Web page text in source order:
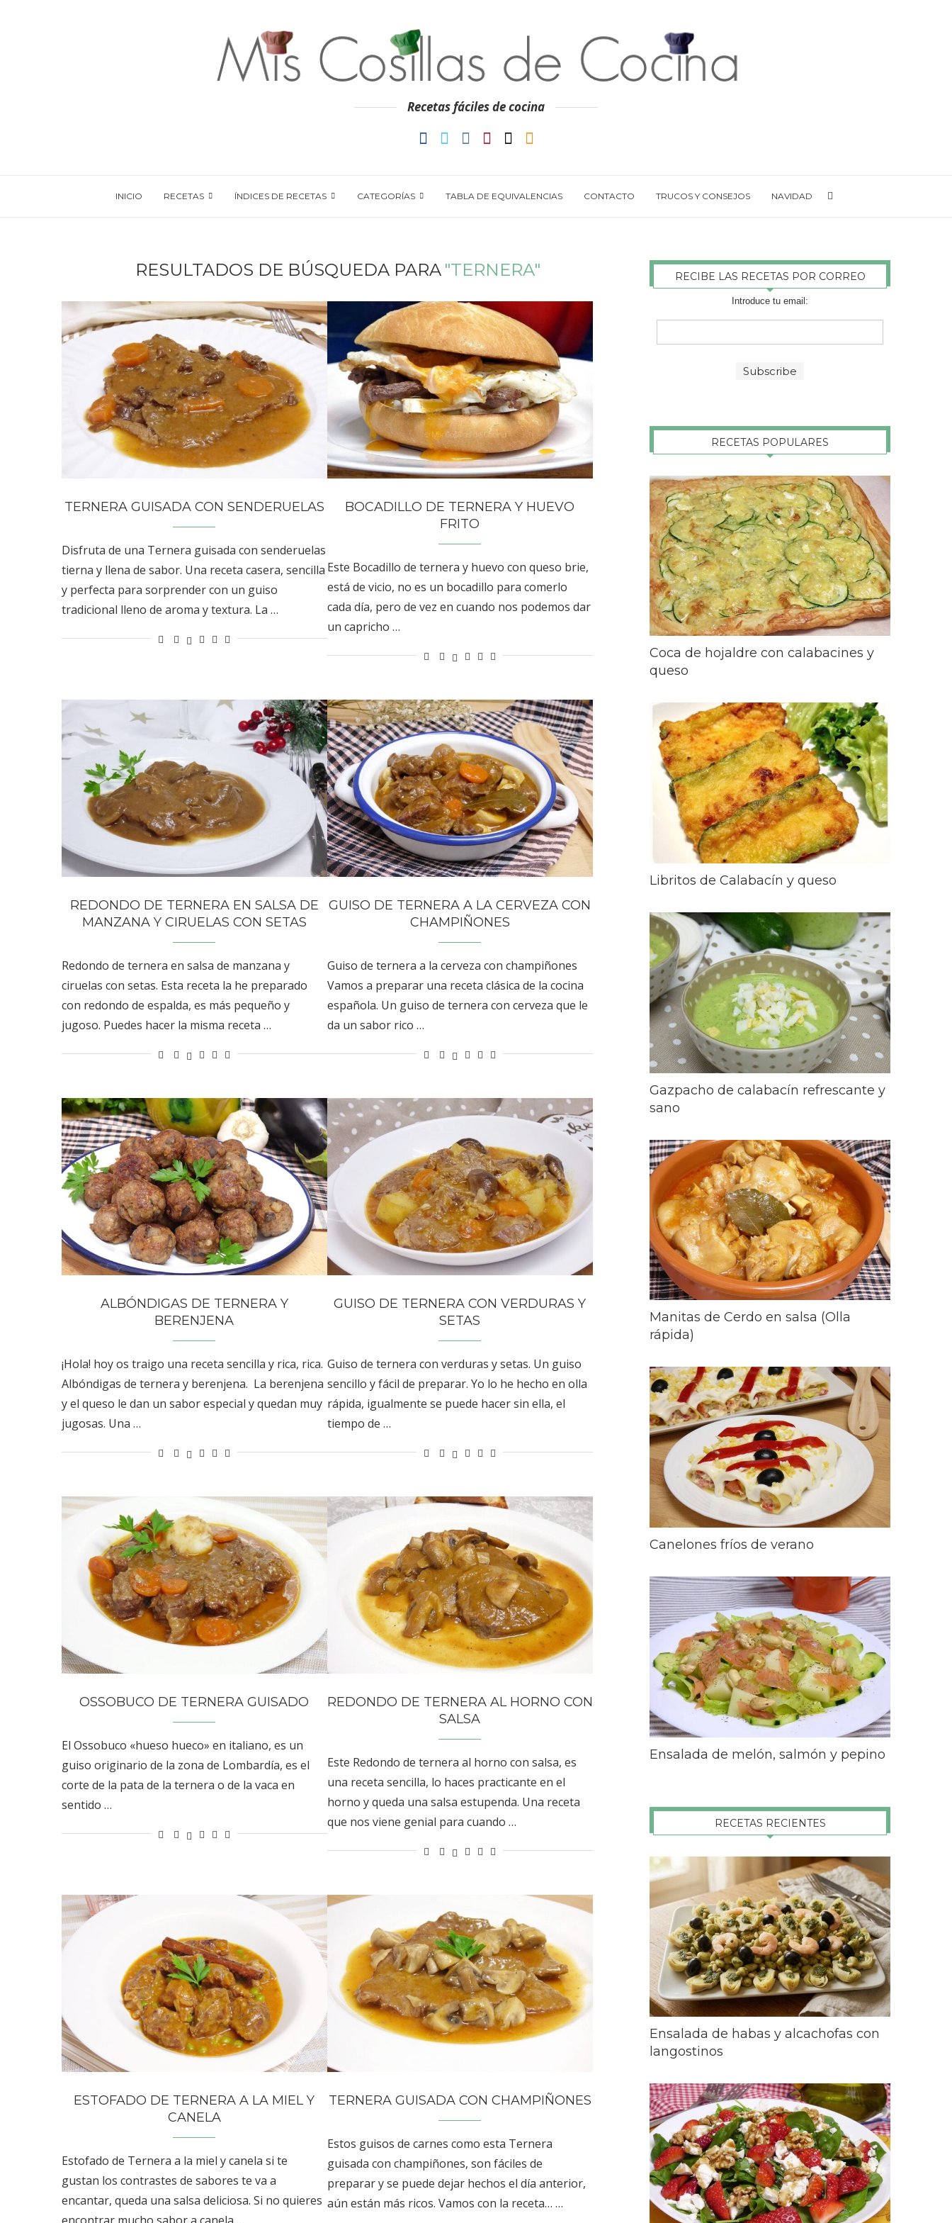
Recetas fáciles de cocina
INICIO RECETAS ÍNDICES DE RECETAS CATEGORÍAS TABLA DE EQUIVALENCIAS CONTACTO TRUCOS Y CONSEJOS NAVIDAD
RESULTADOS DE BÚSQUEDA PARA "TERNERA"
TERNERA GUISADA CON SENDERUELAS
Disfruta de una Ternera guisada con senderuelas
tierna y llena de sabor. Una receta casera, sencilla
y perfecta para sorprender con un guiso
tradicional lleno de aroma y textura. La …
BOCADILLO DE TERNERA Y HUEVO
FRITO
Este Bocadillo de ternera y huevo con queso brie,
está de vicio, no es un bocadillo para comerlo
cada día, pero de vez en cuando nos podemos dar
un capricho …
REDONDO DE TERNERA EN SALSA DE
MANZANA Y CIRUELAS CON SETAS
Redondo de ternera en salsa de manzana y
ciruelas con setas. Esta receta la he preparado
con redondo de espalda, es más pequeño y
jugoso. Puedes hacer la misma receta …
GUISO DE TERNERA A LA CERVEZA CON
CHAMPIÑONES
Guiso de ternera a la cerveza con champiñones
Vamos a preparar una receta clásica de la cocina
española. Un guiso de ternera con cerveza que le
da un sabor rico …
ALBÓNDIGAS DE TERNERA Y
BERENJENA
¡Hola! hoy os traigo una receta sencilla y rica, rica.
Albóndigas de ternera y berenjena. La berenjena
y el queso le dan un sabor especial y quedan muy
jugosas. Una …
GUISO DE TERNERA CON VERDURAS Y
SETAS
Guiso de ternera con verduras y setas. Un guiso
sencillo y fácil de preparar. Yo lo he hecho en olla
rápida, igualmente se puede hacer sin ella, el
tiempo de …
OSSOBUCO DE TERNERA GUISADO
El Ossobuco «hueso hueco» en italiano, es un
guiso originario de la zona de Lombardía, es el
corte de la pata de la ternera o de la vaca en
sentido …
REDONDO DE TERNERA AL HORNO CON
SALSA
Este Redondo de ternera al horno con salsa, es
una receta sencilla, lo haces practicante en el
horno y queda una salsa estupenda. Una receta
que nos viene genial para cuando …
ESTOFADO DE TERNERA A LA MIEL Y
CANELA
Estofado de Ternera a la miel y canela si te
gustan los contrastes de sabores te va a
encantar, queda una salsa deliciosa. Si no quieres
TERNERA GUISADA CON CHAMPIÑONES
Estos guisos de carnes como esta Ternera
guisada con champiñones, son fáciles de
preparar y se puede dejar hechos el día anterior,
aún están más ricos. Vamos con la receta… …
RECIBE LAS RECETAS POR CORREO
Introduce tu email:
RECETAS POPULARES
Coca de hojaldre con calabacines y
queso
Libritos de Calabacín y queso
Gazpacho de calabacín refrescante y
sano
Manitas de Cerdo en salsa (Olla
rápida)
Canelones fríos de verano
Ensalada de melón, salmón y pepino
RECETAS RECIENTES
Ensalada de habas y alcachofas con
langostinos